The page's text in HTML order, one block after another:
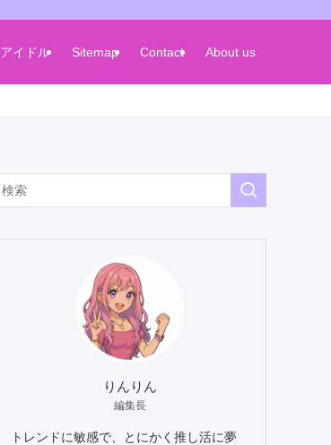
アイドル Sitemap Contact About us
りんりん
編集長
トレンドに敏感で、とにかく推し活に夢